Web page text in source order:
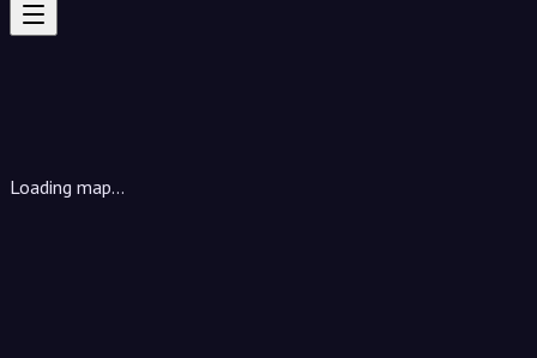
Loading map...